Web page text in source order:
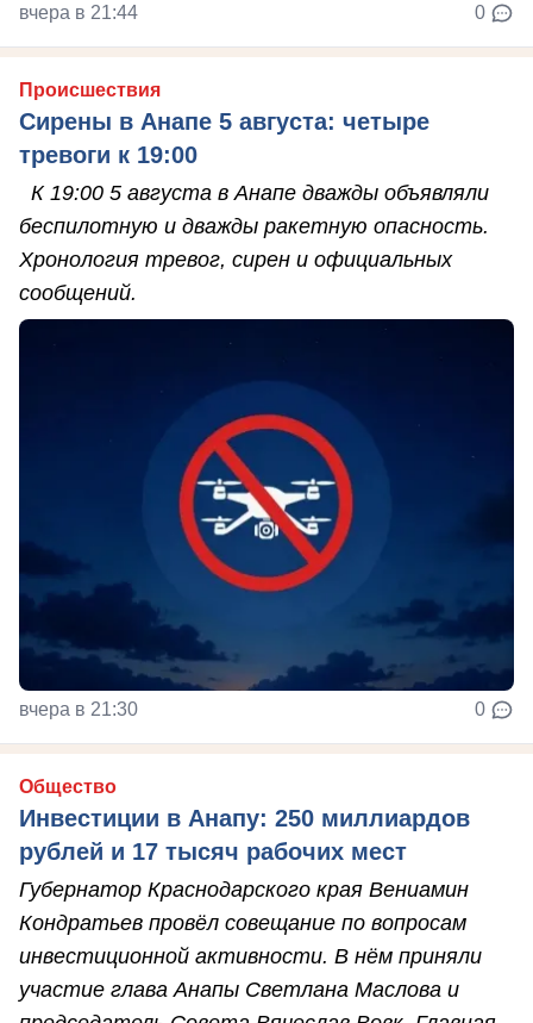
вчера в 21:44 0
Происшествия
Сирены в Анапе 5 августа: четыре
тревоги к 19:00
К 19:00 5 августа в Анапе дважды объявляли
беспилотную и дважды ракетную опасность.
Хронология тревог, сирен и официальных
сообщений.
вчера в 21:30 0
Общество
Инвестиции в Анапу: 250 миллиардов
рублей и 17 тысяч рабочих мест
Губернатор Краснодарского края Вениамин
Кондратьев провёл совещание по вопросам
инвестиционной активности. В нём приняли
участие глава Анапы Светлана Маслова и